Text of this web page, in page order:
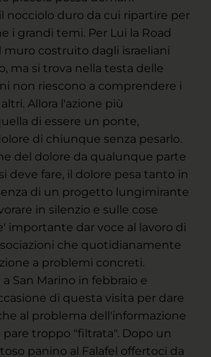
nocciolo duro da cui ripartire per
i grandi temi. Per Lui la Road
muro costruito dagli israeliani
ma si trova nella testa delle
non riescono a comprendere i
Allora l'azione più
di essere un ponte,
di chiunque senza pesarlo.
del dolore da qualunque parte
deve fare, il dolore pesa tanto in
di un progetto lungimirante
in silenzio e sulle cose
importante dar voce al lavoro di
che quotidianamente
a problemi concreti.
a San Marino in febbraio e
di questa visita per dare
al problema dell'informazione
pare troppo "filtrata". Dopo un
panino al Falafel offertoci da